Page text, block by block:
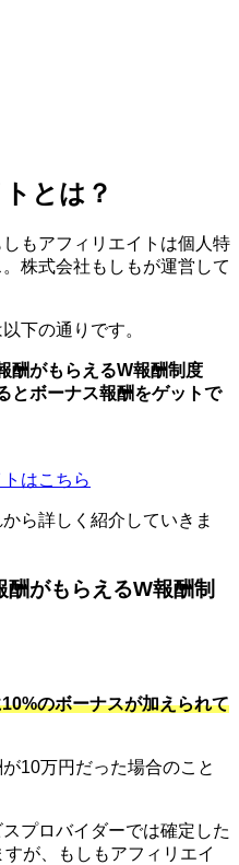
とは？
しもアフィリエイトは個人特
株式会社もしもが運営して
下の通りです。
酬がもらえるW報酬制度
とボーナス報酬をゲットで
はこちら
ら詳しく紹介していきま
がもらえるW報酬制
のボーナスが加えられて
10万円だった場合のこと
プロバイダーでは確定した
が、もしもアフィリエイ